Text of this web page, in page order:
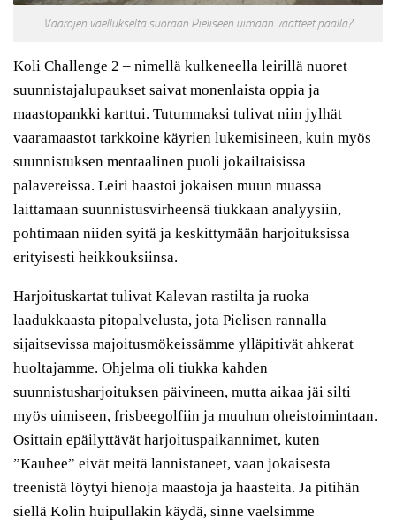
Vaarojen vaellukselta suoraan Pieliseen uimaan vaatteet päällä?
Koli Challenge 2 – nimellä kulkeneella leirillä nuoret
suunnistajalupaukset saivat monenlaista oppia ja
maastopankki karttui. Tutummaksi tulivat niin jylhät
vaaramaastot tarkkoine käyrien lukemisineen, kuin myös
suunnistuksen mentaalinen puoli jokailtaisissa
palavereissa. Leiri haastoi jokaisen muun muassa
laittamaan suunnistusvirheensä tiukkaan analyysiin,
pohtimaan niiden syitä ja keskittymään harjoituksissa
erityisesti heikkouksiinsa.
Harjoituskartat tulivat Kalevan rastilta ja ruoka
laadukkaasta pitopalvelusta, jota Pielisen rannalla
sijaitsevissa majoitusmökeissämme ylläpitivät ahkerat
huoltajamme. Ohjelma oli tiukka kahden
suunnistusharjoituksen päivineen, mutta aikaa jäi silti
myös uimiseen, frisbeegolfiin ja muuhun oheistoimintaan.
Osittain epäilyttävät harjoituspaikannimet, kuten
”Kauhee” eivät meitä lannistaneet, vaan jokaisesta
treenistä löytyi hienoja maastoja ja haasteita. Ja pitihän
siellä Kolin huipullakin käydä, sinne vaelsimme